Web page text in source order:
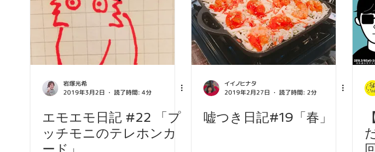
岩塚光希
2019年3月2日
読了時間: 4分
エモエモ日記 #22 「プ
ッチモニのテレホンカ
ード」
イイノヒナタ
2019年2月27日
読了時間: 2分
嘘つき日記#19「春」